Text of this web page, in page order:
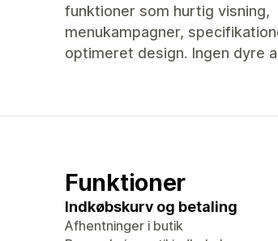
funktioner som hurtig visning,
menukampagner,
optimeret design. Ingen dyre
Funktioner
Indkøbskurv og betaling
Afhentninger i butik